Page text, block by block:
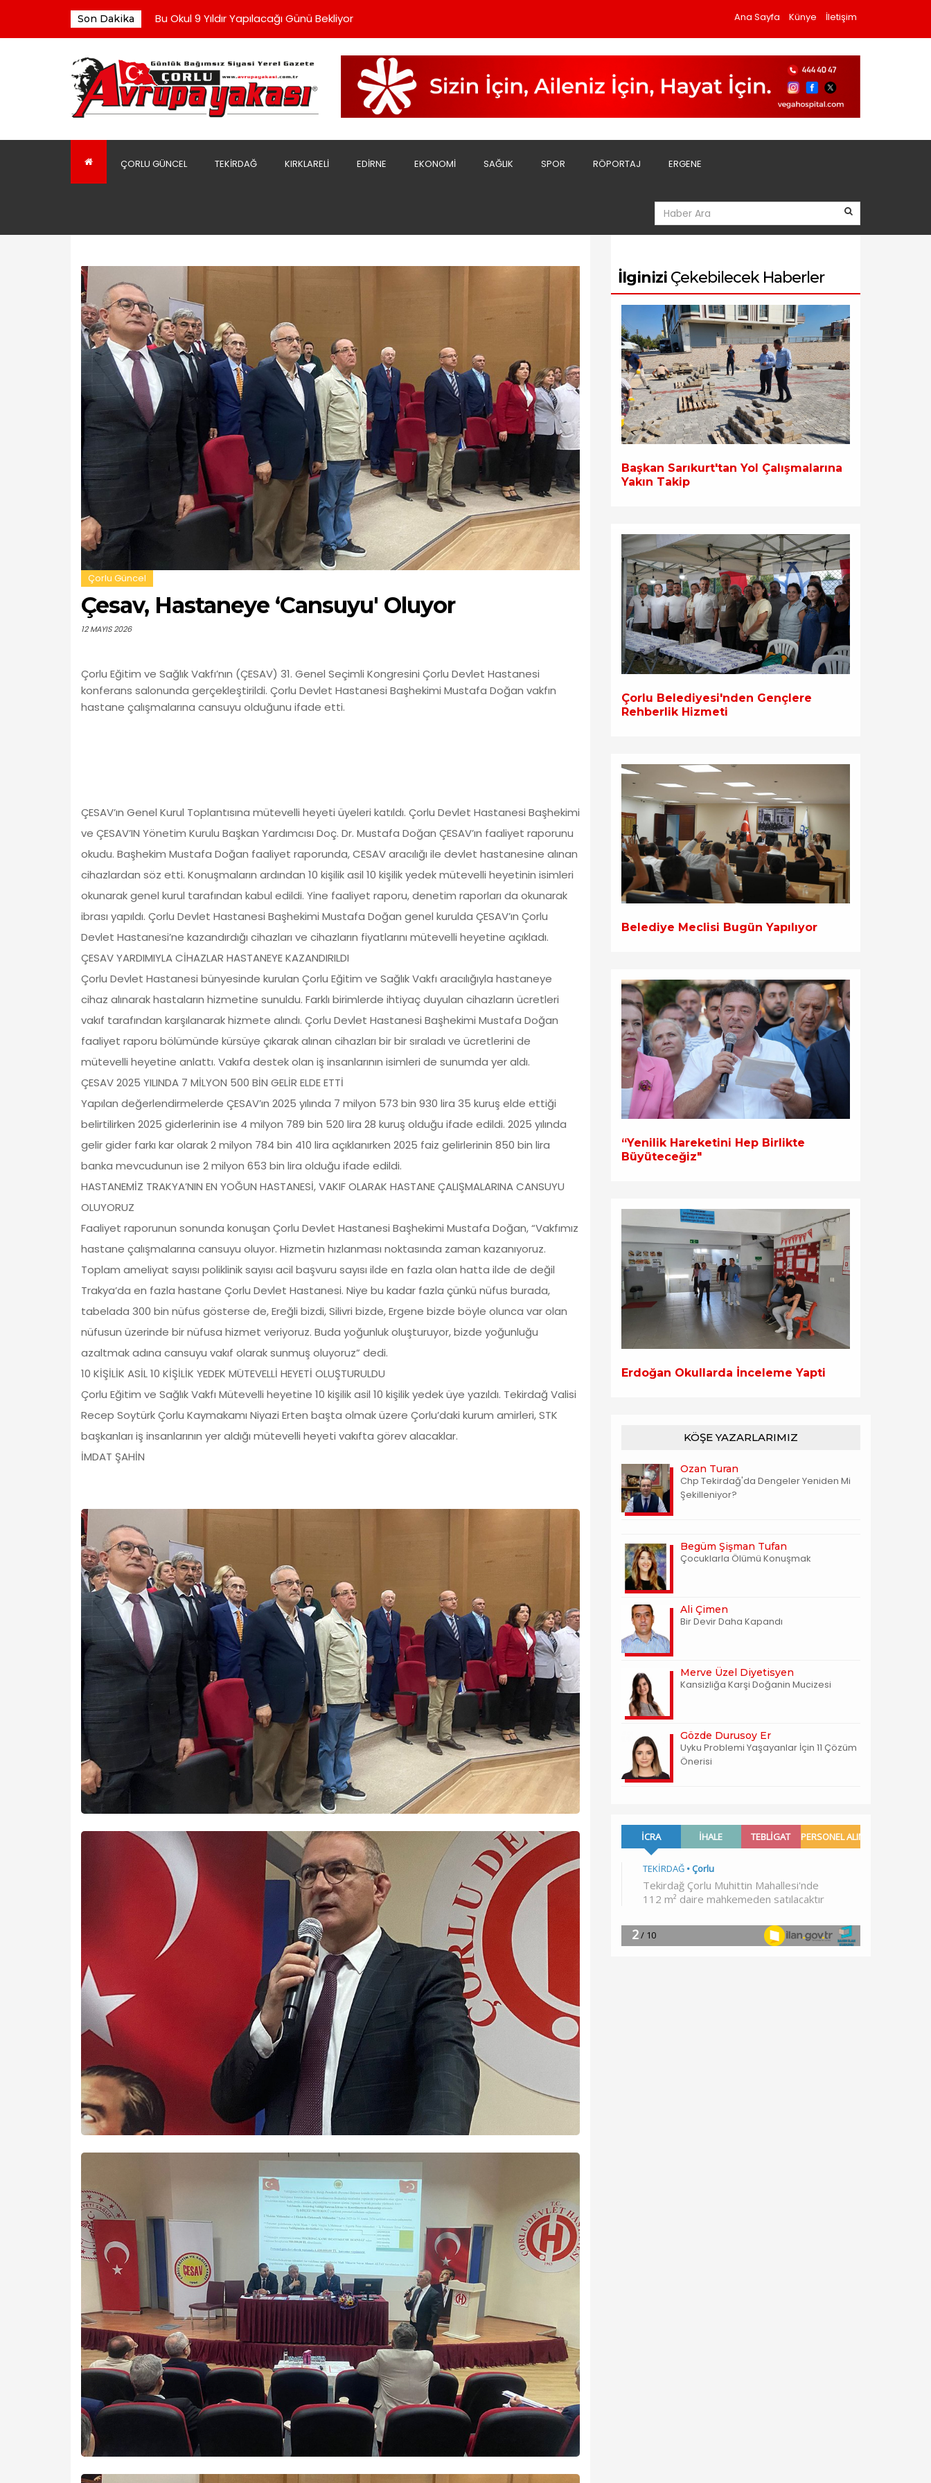
Son Dakika
Bu Okul 9 Yıldır Yapılacağı Günü Bekliyor
Çorluspor 1947 Yönetiminden Sert Açıklama;
Kaldırım Taşları Döşenmeye Başladı
“Sofralarda Bereketi, Gönüllerde Dayanışmayı Büyütüyoruz”
Bu Okul 9 Yıldır Yapılacağı Günü Bekliyor
Ana Sayfa Künye İletişim
ÇORLU GÜNCEL TEKIRDAĞ KIRKLARELI EDIRNE EKONOMI SAĞLIK SPOR RÖPORTAJ ERGENE
Çorlu Güncel
Çesav, Hastaneye ‘Cansuyu' Oluyor
12 MAYIS 2026
Çorlu Eğitim ve Sağlık Vakfı’nın (ÇESAV) 31. Genel Seçimli Kongresini Çorlu Devlet Hastanesi
konferans salonunda gerçekleştirildi. Çorlu Devlet Hastanesi Başhekimi Mustafa Doğan vakfın
hastane çalışmalarına cansuyu olduğunu ifade etti.
ÇESAV’ın Genel Kurul Toplantısına mütevelli heyeti üyeleri katıldı. Çorlu Devlet Hastanesi Başhekimi
ve ÇESAV’IN Yönetim Kurulu Başkan Yardımcısı Doç. Dr. Mustafa Doğan ÇESAV’ın faaliyet raporunu
okudu. Başhekim Mustafa Doğan faaliyet raporunda, CESAV aracılığı ile devlet hastanesine alınan
cihazlardan söz etti. Konuşmaların ardından 10 kişilik asil 10 kişilik yedek mütevelli heyetinin isimleri
okunarak genel kurul tarafından kabul edildi. Yine faaliyet raporu, denetim raporları da okunarak
ibrası yapıldı. Çorlu Devlet Hastanesi Başhekimi Mustafa Doğan genel kurulda ÇESAV’ın Çorlu
Devlet Hastanesi’ne kazandırdığı cihazları ve cihazların fiyatlarını mütevelli heyetine açıkladı.
ÇESAV YARDIMIYLA CİHAZLAR HASTANEYE KAZANDIRILDI
Çorlu Devlet Hastanesi bünyesinde kurulan Çorlu Eğitim ve Sağlık Vakfı aracılığıyla hastaneye
cihaz alınarak hastaların hizmetine sunuldu. Farklı birimlerde ihtiyaç duyulan cihazların ücretleri
vakıf tarafından karşılanarak hizmete alındı. Çorlu Devlet Hastanesi Başhekimi Mustafa Doğan
faaliyet raporu bölümünde kürsüye çıkarak alınan cihazları bir bir sıraladı ve ücretlerini de
mütevelli heyetine anlattı. Vakıfa destek olan iş insanlarının isimleri de sunumda yer aldı.
ÇESAV 2025 YILINDA 7 MİLYON 500 BİN GELİR ELDE ETTİ
Yapılan değerlendirmelerde ÇESAV’ın 2025 yılında 7 milyon 573 bin 930 lira 35 kuruş elde ettiği
belirtilirken 2025 giderlerinin ise 4 milyon 789 bin 520 lira 28 kuruş olduğu ifade edildi. 2025 yılında
gelir gider farkı kar olarak 2 milyon 784 bin 410 lira açıklanırken 2025 faiz gelirlerinin 850 bin lira
banka mevcudunun ise 2 milyon 653 bin lira olduğu ifade edildi.
HASTANEMİZ TRAKYA’NIN EN YOĞUN HASTANESİ, VAKIF OLARAK HASTANE ÇALIŞMALARINA CANSUYU
OLUYORUZ
Faaliyet raporunun sonunda konuşan Çorlu Devlet Hastanesi Başhekimi Mustafa Doğan, “Vakfımız
hastane çalışmalarına cansuyu oluyor. Hizmetin hızlanması noktasında zaman kazanıyoruz.
Toplam ameliyat sayısı poliklinik sayısı acil başvuru sayısı ilde en fazla olan hatta ilde de değil
Trakya’da en fazla hastane Çorlu Devlet Hastanesi. Niye bu kadar fazla çünkü nüfus burada,
tabelada 300 bin nüfus gösterse de, Ereğli bizdi, Silivri bizde, Ergene bizde böyle olunca var olan
nüfusun üzerinde bir nüfusa hizmet veriyoruz. Buda yoğunluk oluşturuyor, bizde yoğunluğu
azaltmak adına cansuyu vakıf olarak sunmuş oluyoruz” dedi.
10 KİŞİLİK ASİL 10 KİŞİLİK YEDEK MÜTEVELLİ HEYETİ OLUŞTURULDU
Çorlu Eğitim ve Sağlık Vakfı Mütevelli heyetine 10 kişilik asil 10 kişilik yedek üye yazıldı. Tekirdağ Valisi
Recep Soytürk Çorlu Kaymakamı Niyazi Erten başta olmak üzere Çorlu’daki kurum amirleri, STK
başkanları iş insanlarının yer aldığı mütevelli heyeti vakıfta görev alacaklar.
İMDAT ŞAHİN
İlginizi Çekebilecek Haberler
Başkan Sarıkurt'tan Yol Çalışmalarına
Yakın Takip
Çorlu Belediyesi'nden Gençlere
Rehberlik Hizmeti
Belediye Meclisi Bugün Yapılıyor
“Yenilik Hareketini Hep Birlikte
Büyüteceğiz"
Erdoğan Okullarda İnceleme Yapti
KÖŞE YAZARLARIMIZ
Ozan Turan
Chp Tekirdağ'da Dengeler Yeniden Mi
Şekilleniyor?
Begüm Şişman Tufan
Çocuklarla Ölümü Konuşmak
Ali Çimen
Bir Devir Daha Kapandı
Merve Üzel Diyetisyen
Kansizliğa Karşi Doğanin Mucizesi
Gözde Durusoy Er
Uyku Problemi Yaşayanlar İçin 11 Çözüm
Önerisi